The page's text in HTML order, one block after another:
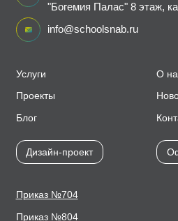
Услуги
Проекты
Блог
Дизайн-проект
О
Приказ №704
Приказ №804
"Богемия Палас" 8 этаж,
info@schoolsnab.ru